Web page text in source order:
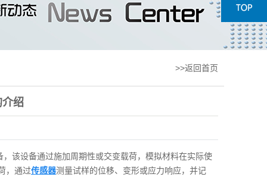
>>返回首页
介绍
，该设备通过施加周期性或交变载荷，模拟材料在实际使
，通过传感器测量试样的位移、变形或应力响应，并记